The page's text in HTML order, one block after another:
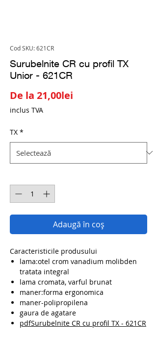
Cod SKU: 621CR
Surubelnite CR cu profil TX
Unior - 621CR
De la 21,00lei
inclus TVA
TX *
Adaugă în coș
Caracteristicile produsului
lama:otel crom vanadium molibden
tratata integral
lama cromata, varful brunat
maner:forma ergonomica
maner-polipropilena
gaura de agatare
pdfSurubelnite CR cu profil TX - 621CR